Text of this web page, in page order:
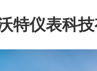
特仪表科